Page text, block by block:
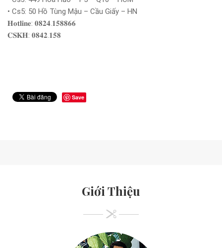
• Cs5: 50 Hồ Tùng Mậu – Cầu Giấy – HN
𝐇𝐨𝐭𝐥𝐢𝐧𝐞: 𝟎𝟖𝟐𝟒.𝟏𝟓𝟖𝟖𝟔𝟔
𝐂𝐒𝐊𝐇: 𝟎𝟖𝟒𝟐.𝟏𝟓𝟖
Save
Giới Thiệu